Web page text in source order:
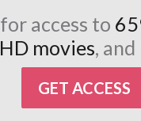
access to
HD movies, and
GET ACCESS